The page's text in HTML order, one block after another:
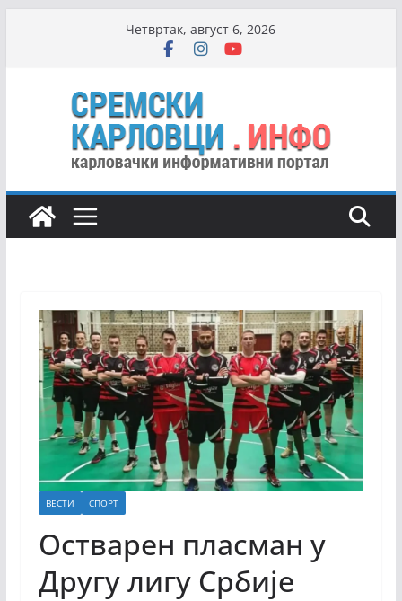
Четвртак, август 6, 2026
ВЕСТИ СПОРТ
Остварен пласман у
Другу лигу Србије